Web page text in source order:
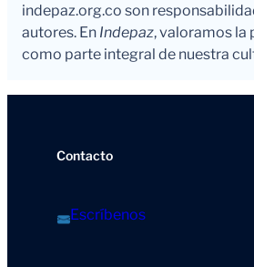
indepaz.org.co son
autores. En Indepaz, valoramos la
como parte integral de nuestra
Contacto
Escríbenos